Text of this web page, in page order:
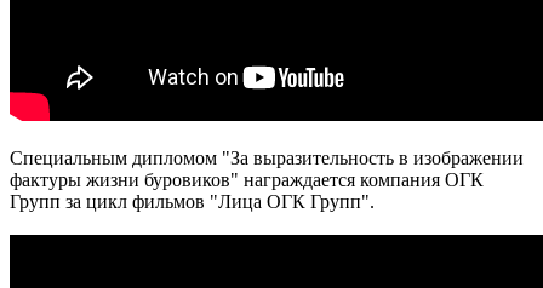
Специальным дипломом "За выразительность в изображении
фактуры жизни буровиков" награждается компания ОГК
Групп за цикл фильмов "Лица ОГК Групп".